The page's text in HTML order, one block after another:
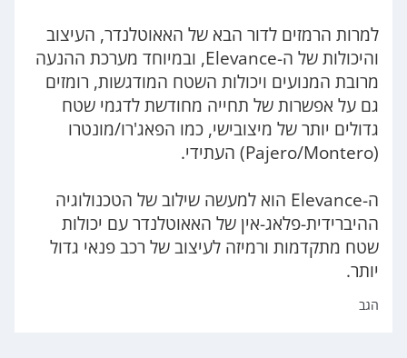
למרות הרמזים לדור הבא של האאוטלנדר, העיצוב
והיכולות של ה-Elevance, ובמיוחד מערכת ההנעה
מרובת המנועים ויכולות השטח המודגשות, רומזים
גם על אפשרות של תחייה מחודשת לדגמי שטח
גדולים יותר של מיצובישי, כמו הפאג'רו/מונטרו
(Pajero/Montero) העתידי.
ה-Elevance הוא למעשה שילוב של הטכנולוגיה
ההיברידית-פלאג-אין של האאוטלנדר עם יכולות
שטח מתקדמות ורמיזה לעיצוב של רכב פנאי גדול
יותר.
הגב